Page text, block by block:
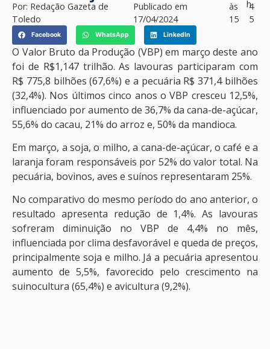
Por: Redação Gazeta de
Toledo
Publicado em
17/04/2024
às
15
h4
5
Facebook WhatsApp LinkedIn
O Valor Bruto da Produção (VBP) em março deste ano
foi de R$1,147 trilhão. As lavouras participaram com
R$ 775,8 bilhões (67,6%) e a pecuária R$ 371,4 bilhões
(32,4%). Nos últimos cinco anos o VBP cresceu 12,5%,
influenciado por aumento de 36,7% da cana-de-açúcar,
55,6% do cacau, 21% do arroz e, 50% da mandioca.
Em março, a soja, o milho, a cana-de-açúcar, o café e a
laranja foram responsáveis por 52% do valor total. Na
pecuária, bovinos, aves e suínos representaram 25%.
No comparativo do mesmo período do ano anterior, o
resultado apresenta redução de 1,4%. As lavouras
sofreram diminuição no VBP de 4,4% no mês,
influenciada por clima desfavorável e queda de preços,
principalmente soja e milho. Já a pecuária apresentou
aumento de 5,5%, favorecido pelo crescimento na
suinocultura (65,4%) e avicultura (9,2%).